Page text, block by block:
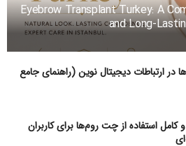
Eyebrow Transplant Turkey: A
and Long-
ارتباطات دیجیتال نوین (راهنمای جامع
کامل استفاده از چت روم‌ها برای کاربران